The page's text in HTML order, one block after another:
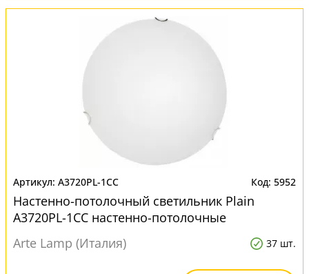
A3720PL-1CC 5952
Настенно-потолочный светильник Plain
A3720PL-1CC настенно-потолочные
Arte Lamp (Италия)
37 шт.